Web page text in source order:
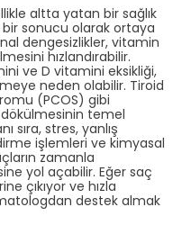
altta yatan bir sağlık
sonucu olarak ortaya
dengesizlikler, vitamin
hızlandırabilir.
ve D vitamini eksikliği,
neden olabilir. Tiroid
(PCOS) gibi
dökülmesinin temel
sıra, stres, yanlış
işlemleri ve kimyasal
zamanla
yol açabilir. Eğer saç
çıkıyor ve hızla
destek almak